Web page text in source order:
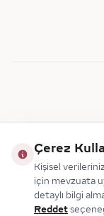
Çerez
Kişisel
için mevzuata
detaylı bilgi
Reddet